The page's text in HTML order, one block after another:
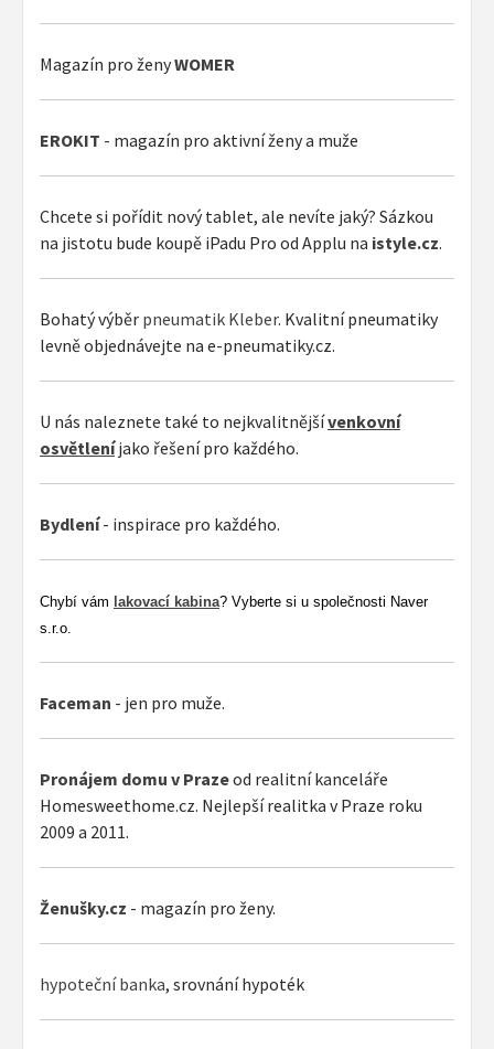
Magazín pro ženyWOMER
EROKIT - magazín pro aktivní ženy a muže
Chcete si pořídit nový tablet, ale nevíte jaký? Sázkou
na jistotu bude koupě iPadu Pro od Applu na istyle.cz.
Bohatý výběr pneumatik Kleber. Kvalitní pneumatiky
levně objednávejte na e-pneumatiky.cz.
U nás naleznete také to nejkvalitnějšívenkovní
osvětleníjako řešení pro každého.
Bydlení- inspirace pro každého.
Chybí vám lakovací kabina? Vyberte si u společnosti Naver
s.r.o.
Faceman - jen pro muže.
Pronájem domu v Prazeod realitní kanceláře
Homesweethome.cz. Nejlepší realitka v Praze roku
2009 a 2011.
Ženušky.cz - magazín pro ženy.
hypoteční banka, srovnání hypoték